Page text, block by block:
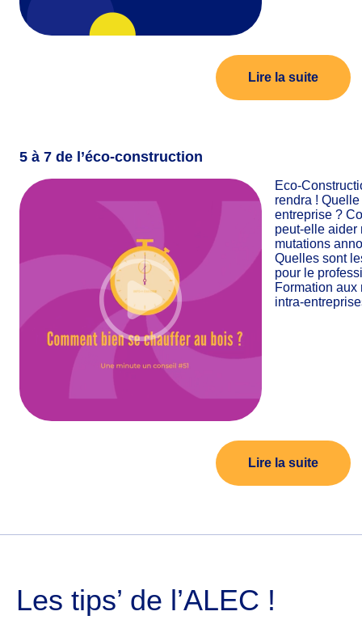
Lire la suite
5 à 7 de l’éco-construction
Eco-
rendra !
entreprise ?
peut-elle aider
mutations
Quelles sont
pour le
Formation aux
intra-
Lire la suite
Les tips’ de l’ALEC !